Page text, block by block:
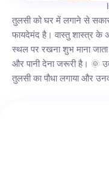
तुलसी को घर में लगाने से
फायदेमंद है। वास्तु शास्त्र के
स्थल पर रखना शुभ माना
और पानी देना जरूरी है। 🌞
तुलसी का पौधा लगाया और